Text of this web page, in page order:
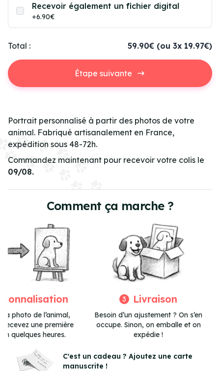
Portrait personnalisé à partir des photos de votre
animal. Fabriqué artisanalement en France,
expédition sous 48-72h.
Commandez maintenant pour recevoir votre colis le
09/08.
Recevoir également un fichier digital
+6.90€
Total : 59.90€ (ou 3x 19.97€)
Étape suivante
Comment ça marche ?
photo de l’animal,
recevez une première
quelques heures.
3 Livraison
Besoin d’un ajustement ? On s’en
occupe. Sinon, on emballe et on
expédie !
C'est un cadeau ? Ajoutez une carte
manuscrite !